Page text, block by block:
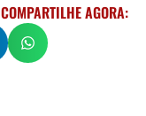
COMPARTILHE AGORA: